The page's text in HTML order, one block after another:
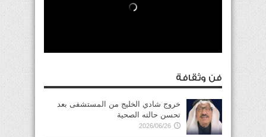
فن وثقافة
خروج شادي الخليج من المستشفى بعد
تحسن حالته الصحية
2026/06/26